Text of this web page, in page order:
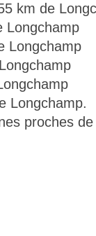
km de
Longchamp
Longchamp
Longchamp.
proches